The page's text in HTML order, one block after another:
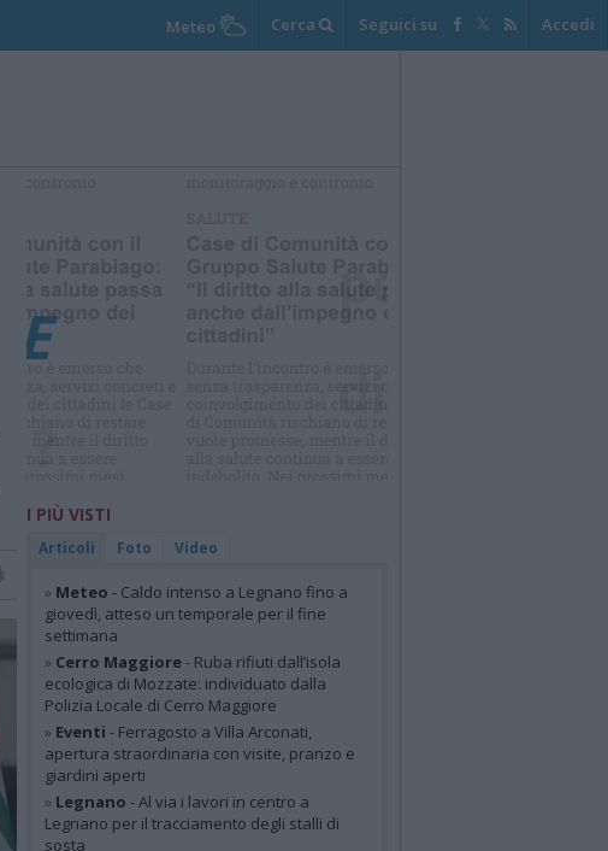
Meteo Cerca Seguici su Accedi
I PIÙ VISTI
Articoli Foto Video
» Meteo - Caldo intenso a Legnano fino a
giovedì, atteso un temporale per il fine
settimana
» Cerro Maggiore- Ruba rifiuti dall’isola
ecologica di Mozzate: individuato dalla
Polizia Locale di Cerro Maggiore
» Eventi - Ferragosto a Villa Arconati,
apertura straordinaria con visite, pranzo e
giardini aperti
» Legnano - Al via i lavori in centro a
Legnano per il tracciamento degli stalli di
sosta